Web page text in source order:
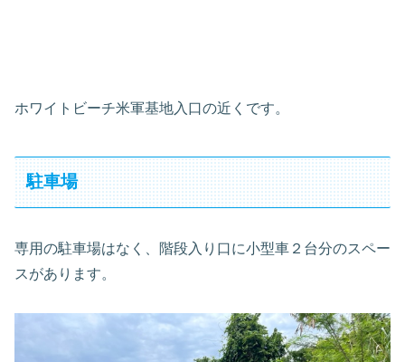
ホワイトビーチ米軍基地入口の近くです。
駐車場
専用の駐車場はなく、階段入り口に小型車２台分のスペー
スがあります。